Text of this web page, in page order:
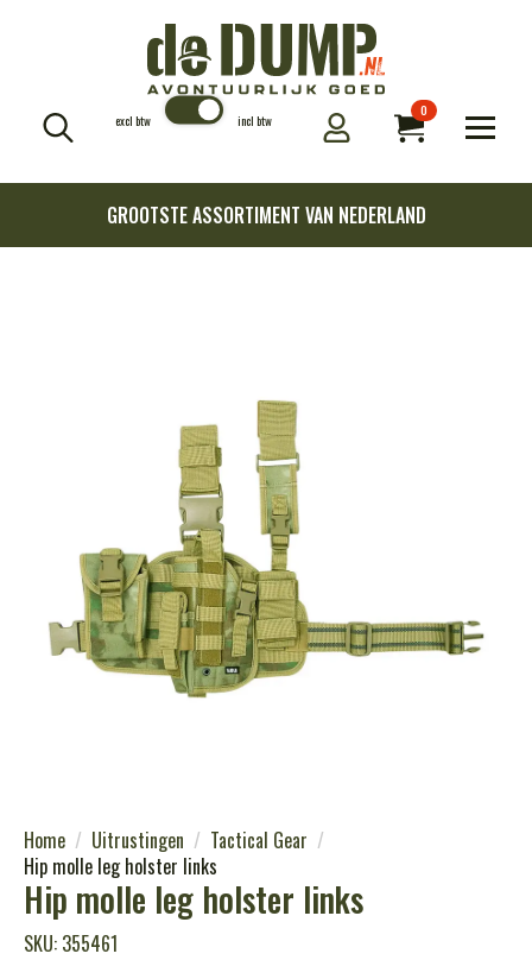
excl btw incl btw
0
GROOTSTE ASSORTIMENT VAN NEDERLAND
Home Uitrustingen
Tactical Gear
Hip molle leg holster links
Hip molle leg holster links
SKU: 355461